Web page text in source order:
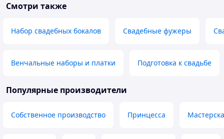
Смотри также
Набор свадебных бокалов Свадебные фужеры
Венчальные наборы и платки Подготовка к свадьбе
Популярные производители
Собственное производство Принцесса